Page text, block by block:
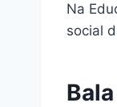
Na
social